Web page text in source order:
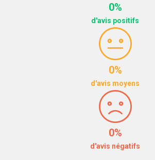
0%
d'avis positifs
0%
d'avis moyens
0%
d'avis négatifs